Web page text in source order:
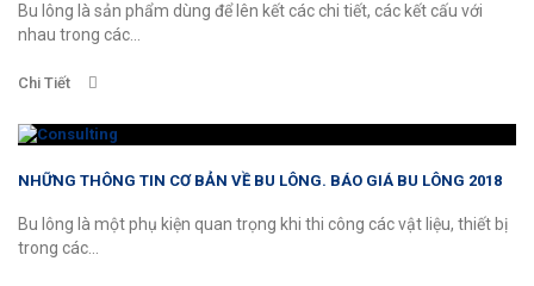
Bu lông là sản phẩm dùng để lên kết các chi tiết, các kết cấu với
nhau trong các...
Chi Tiết
NHỮNG THÔNG TIN CƠ BẢN VỀ BU LÔNG. BÁO GIÁ BU LÔNG 2018
Bu lông là một phụ kiện quan trọng khi thi công các vật liệu, thiết bị
trong các...